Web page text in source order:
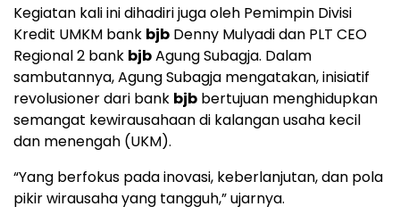
Kegiatan kali ini dihadiri juga oleh Pemimpin Divisi
Kredit UMKM bank bjb Denny Mulyadi dan PLT CEO
Regional 2 bank bjbAgung Subagja. Dalam
sambutannya, Agung Subagja mengatakan, inisiatif
revolusioner dari bank bjb bertujuan menghidupkan
semangat kewirausahaan di kalangan usaha kecil
dan menengah (UKM).
“Yang berfokus pada inovasi, keberlanjutan, dan pola
pikir wirausaha yang tangguh,” ujarnya.